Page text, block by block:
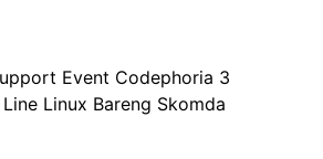
Event Codephoria 3
Linux Bareng Skomda